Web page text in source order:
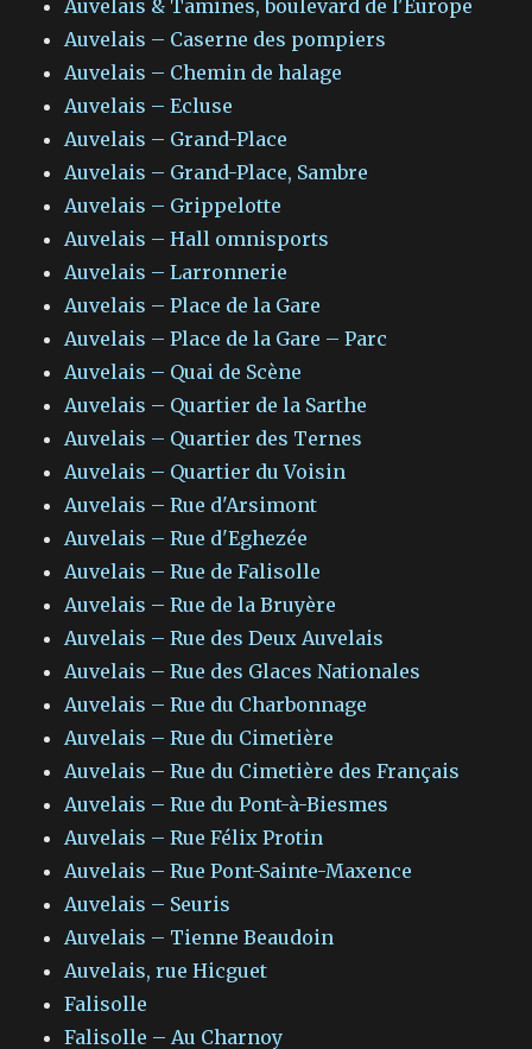
Auvelais & Tamines, boulevard de l'Europe
Auvelais – Caserne des pompiers
Auvelais – Chemin de halage
Auvelais – Ecluse
Auvelais – Grand-Place
Auvelais – Grand-Place, Sambre
Auvelais – Grippelotte
Auvelais – Hall omnisports
Auvelais – Larronnerie
Auvelais – Place de la Gare
Auvelais – Place de la Gare – Parc
Auvelais – Quai de Scène
Auvelais – Quartier de la Sarthe
Auvelais – Quartier des Ternes
Auvelais – Quartier du Voisin
Auvelais – Rue d'Arsimont
Auvelais – Rue d'Eghezée
Auvelais – Rue de Falisolle
Auvelais – Rue de la Bruyère
Auvelais – Rue des Deux Auvelais
Auvelais – Rue des Glaces Nationales
Auvelais – Rue du Charbonnage
Auvelais – Rue du Cimetière
Auvelais – Rue du Cimetière des Français
Auvelais – Rue du Pont-à-Biesmes
Auvelais – Rue Félix Protin
Auvelais – Rue Pont-Sainte-Maxence
Auvelais – Seuris
Auvelais – Tienne Beaudoin
Auvelais, rue Hicguet
Falisolle
Falisolle – Au Charnoy